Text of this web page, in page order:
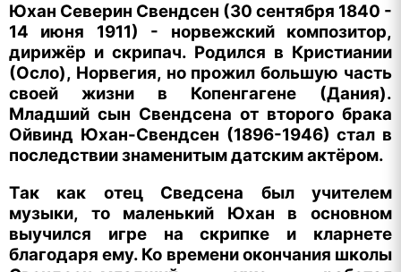
Юхан Северин Свендсен (30 сентября 1840 -
14 июня 1911) - норвежский композитор,
дирижёр и скрипач. Родился в Кристиании
(Осло), Норвегия, но прожил большую часть
своей жизни в Копенгагене (Дания).
Младший сын Свендсена от второго брака
Ойвинд Юхан-Свендсен (1896-1946) стал в
последствии знаменитым датским актёром.
Так как отец Сведсена был учителем
музыки, то маленький Юхан в основном
выучился игре на скрипке и кларнете
благодаря ему. Ко времени окончания школы